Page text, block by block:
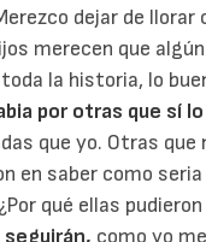
dejar de llorar
merecen que
la historia, lo
por otras que sí
que yo. Otras
en saber como
qué ellas
seguirán, como yo